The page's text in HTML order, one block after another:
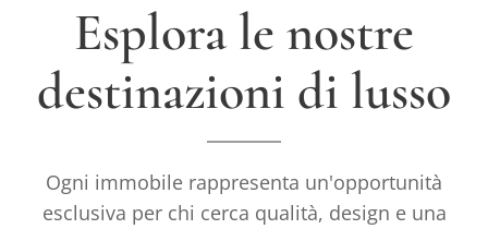
Esplora le nostre
destinazioni di lusso
Ogni immobile rappresenta un'opportunità
esclusiva per chi cerca qualità, design e una